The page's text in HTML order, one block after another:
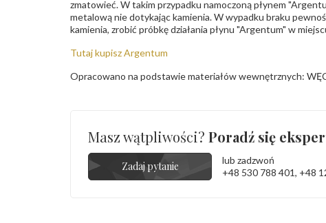
zmatowieć. W takim przypadku namoczoną płynem
metalową nie dotykając kamienia. W wypadku braku
kamienia, zrobić próbkę działania płynu "Argentum" w
Tutaj kupisz Argentum
Opracowano na podstawie materiałów wewnętrznych:
Masz wątpliwości? Poradź się
Zadaj pytanie
lub zadzwoń
+48 530 788 401, +48